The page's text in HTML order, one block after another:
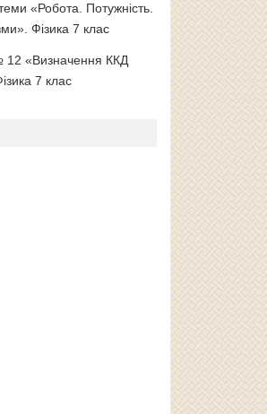
«Робота. Потужність.
Фізика 7 клас
12 «Визначення ККД
7 клас